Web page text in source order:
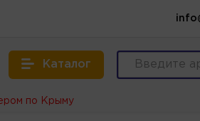
Каталог
по Крыму